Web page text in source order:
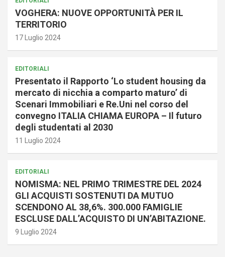
VOGHERA: NUOVE OPPORTUNITÀ PER IL
TERRITORIO
17 Luglio 2024
EDITORIALI
Presentato il Rapporto ‘Lo student housing da
mercato di nicchia a comparto maturo’ di
Scenari Immobiliari e Re.Uni nel corso del
convegno ITALIA CHIAMA EUROPA – Il futuro
degli studentati al 2030
11 Luglio 2024
EDITORIALI
NOMISMA: NEL PRIMO TRIMESTRE DEL 2024
GLI ACQUISTI SOSTENUTI DA MUTUO
SCENDONO AL 38,6%. 300.000 FAMIGLIE
ESCLUSE DALL’ACQUISTO DI UN’ABITAZIONE.
9 Luglio 2024